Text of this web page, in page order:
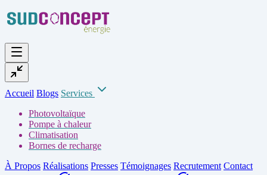
Accueil Blogs Services
Photovoltaïque
Pompe à chaleur
Climatisation
Bornes de recharge
À Propos Réalisations Presses Témoignages Recrutement Contact